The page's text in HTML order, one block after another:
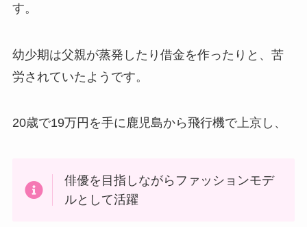
す。
幼少期は父親が蒸発したり借金を作ったりと、苦
労されていたようです。
20歳で19万円を手に鹿児島から飛行機で上京し、
俳優を目指しながらファッションモデ
ルとして活躍